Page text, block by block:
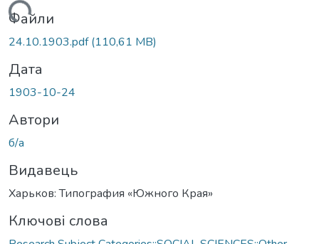
Файли
24.10.1903.pdf(110,61 MB)
Дата
1903-10-24
Автори
б/а
Видавець
Харьков: Типография «Южного Края»
Ключові слова